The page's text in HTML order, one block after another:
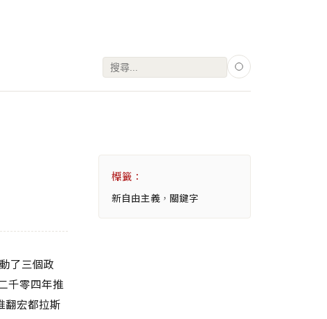
搜
了三個政
千零四年推
翻宏都拉斯
標籤：
新自由主義 ， 關鍵字